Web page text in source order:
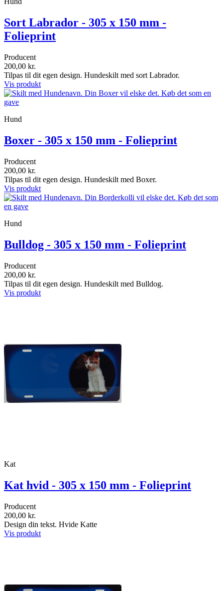
Sort Labrador - 305 x 150 mm -
Folieprint
Producent
200,00 kr.
Tilpas til dit egen design. Hundeskilt med sort Labrador.
Vis produkt
Hund
Boxer - 305 x 150 mm - Folieprint
Producent
200,00 kr.
Tilpas til dit egen design. Hundeskilt med Boxer.
Vis produkt
Hund
Bulldog - 305 x 150 mm - Folieprint
Producent
200,00 kr.
Tilpas til dit egen design. Hundeskilt med Bulldog.
Vis produkt
Kat
Kat hvid - 305 x 150 mm - Folieprint
Producent
200,00 kr.
Design din tekst. Hvide Katte
Vis produkt